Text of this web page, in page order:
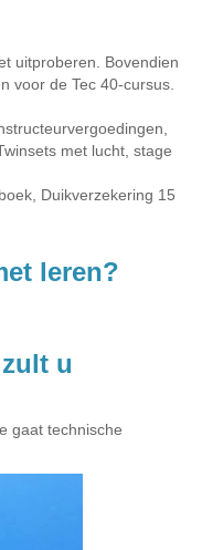
uitproberen. Bovendien
voor de Tec 40-cursus.
met lucht, stage
Duikverzekering 15
leren?
u
gaat technische